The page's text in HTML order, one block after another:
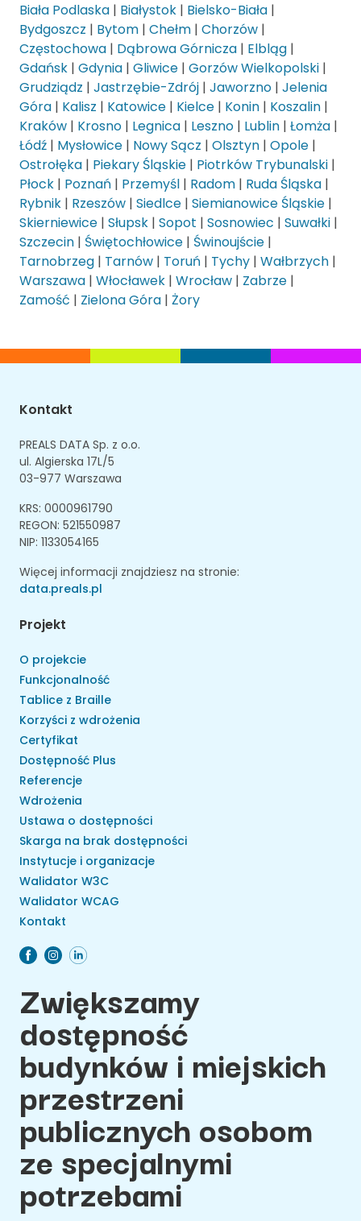
Biała Podlaska | Białystok | Bielsko-Biała |
Bydgoszcz | Bytom | Chełm | Chorzów |
Częstochowa | Dąbrowa Górnicza | Elbląg |
Gdańsk | Gdynia | Gliwice | Gorzów Wielkopolski |
Grudziądz | Jastrzębie-Zdrój | Jaworzno | Jelenia
Góra | Kalisz | Katowice | Kielce | Konin | Koszalin |
Kraków | Krosno | Legnica | Leszno | Lublin | Łomża |
Łódź | Mysłowice | Nowy Sącz | Olsztyn | Opole |
Ostrołęka | Piekary Śląskie | Piotrków Trybunalski |
Płock | Poznań | Przemyśl | Radom | Ruda Śląska |
Rybnik | Rzeszów | Siedlce | Siemianowice Śląskie |
Skierniewice | Słupsk | Sopot | Sosnowiec | Suwałki |
Szczecin | Świętochłowice | Świnoujście |
Tarnobrzeg | Tarnów | Toruń | Tychy | Wałbrzych |
Warszawa | Włocławek | Wrocław | Zabrze |
Zamość | Zielona Góra | Żory
Kontakt
PREALS DATA Sp. z o.o.
ul. Algierska 17L/5
03-977 Warszawa
KRS: 0000961790
REGON: 521550987
NIP: 1133054165
Więcej informacji znajdziesz na stronie:
data.preals.pl
Projekt
O projekcie
Funkcjonalność
Tablice z Braille
Korzyści z wdrożenia
Certyfikat
Dostępność Plus
Referencje
Wdrożenia
Ustawa o dostępności
Skarga na brak dostępności
Instytucje i organizacje
Walidator W3C
Walidator WCAG
Kontakt
Zwiększamy
dostępność
budynków i miejskich
przestrzeni
publicznych osobom
ze specjalnymi
potrzebami